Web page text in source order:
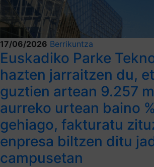
17/06/2026 Berrikuntza
Euskadiko Parke
hazten jarraitzen du,
guztien artean 9.257
aurreko urtean baino
gehiago, fakturatu
enpresa biltzen ditu
campusetan